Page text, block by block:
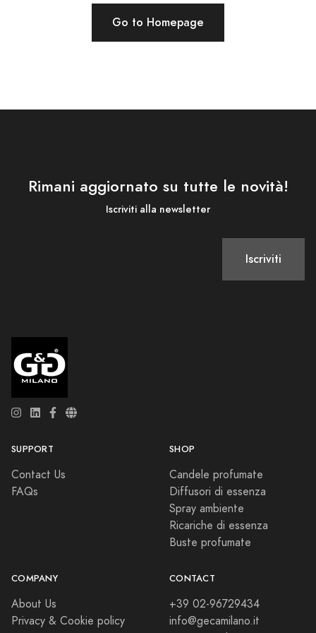
Go to Homepage
Rimani aggiornato su tutte le novità!
Iscriviti alla newsletter
Iscriviti
SUPPORT
Contact Us
FAQs
SHOP
Candele profumate
Diffusori di essenza
Spray ambiente
Ricariche di essenza
Buste profumate
COMPANY
About Us
Privacy & Cookie policy
CONTACT
+39 02-96729434
info@gecamilano.it